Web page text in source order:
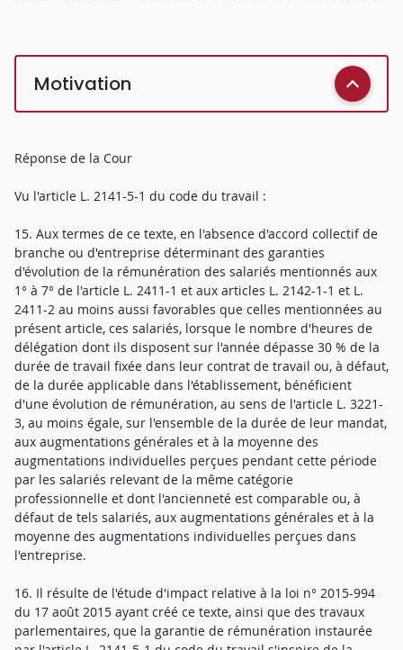
Motivation
Réponse de la Cour
Vu l'article L. 2141-5-1 du code du travail :
15. Aux termes de ce texte, en l'absence d'accord collectif de
branche ou d'entreprise déterminant des garanties
d'évolution de la rémunération des salariés mentionnés aux
1° à 7° de l'article L. 2411-1 et aux articles L. 2142-1-1 et L.
2411-2 au moins aussi favorables que celles mentionnées au
présent article, ces salariés, lorsque le nombre d'heures de
délégation dont ils disposent sur l'année dépasse 30 % de la
durée de travail fixée dans leur contrat de travail ou, à défaut,
de la durée applicable dans l'établissement, bénéficient
d'une évolution de rémunération, au sens de l'article L. 3221-
3, au moins égale, sur l'ensemble de la durée de leur mandat,
aux augmentations générales et à la moyenne des
augmentations individuelles perçues pendant cette période
par les salariés relevant de la même catégorie
professionnelle et dont l'ancienneté est comparable ou, à
défaut de tels salariés, aux augmentations générales et à la
moyenne des augmentations individuelles perçues dans
l'entreprise.
16. Il résulte de l'étude d'impact relative à la loi n° 2015-994
du 17 août 2015 ayant créé ce texte, ainsi que des travaux
parlementaires, que la garantie de rémunération instaurée